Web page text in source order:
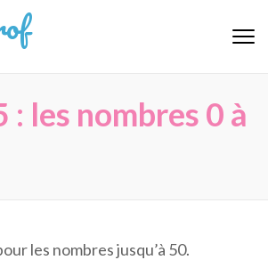
: les nombres 0 à
les nombres jusqu’à 50.